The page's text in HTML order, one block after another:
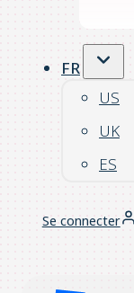
FR
US
UK
ES
Se connecter